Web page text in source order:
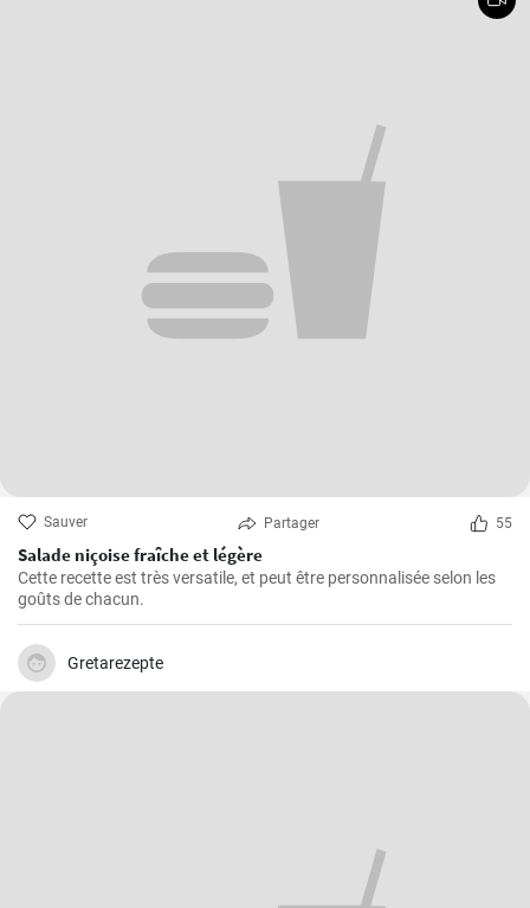
Sauver Partager 55
Salade niçoise fraîche et légère
Cette recette est très versatile, et peut être personnalisée selon les
goûts de chacun.
Gretarezepte